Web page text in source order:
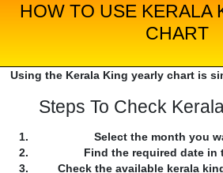
HOW TO USE KERALA
CHART
Using the Kerala King yearly chart is
Steps To Check
Select the month you
Find the required date in
Check the available kerala